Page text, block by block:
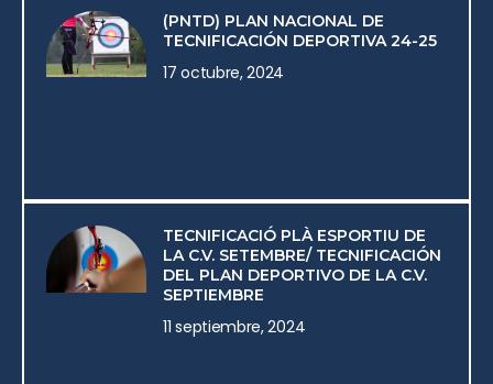
(PNTD) PLAN NACIONAL DE
TECNIFICACIÓN DEPORTIVA 24-25
17 octubre, 2024
TECNIFICACIÓ PLÀ ESPORTIU DE
LA C.V. SETEMBRE/ TECNIFICACIÓN
DEL PLAN DEPORTIVO DE LA C.V.
SEPTIEMBRE
11 septiembre, 2024